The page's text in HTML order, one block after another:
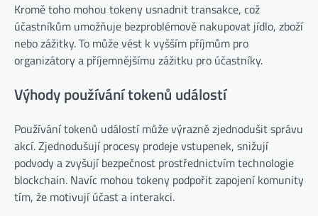
Kromě toho mohou tokeny usnadnit transakce, což
účastníkům umožňuje bezproblémově nakupovat jídlo, zboží
nebo zážitky. To může vést k vyšším příjmům pro
organizátory a příjemnějšímu zážitku pro účastníky.
Výhody používání tokenů událostí
Používání tokenů událostí může výrazně zjednodušit správu
akcí. Zjednodušují procesy prodeje vstupenek, snižují
podvody a zvyšují bezpečnost prostřednictvím technologie
blockchain. Navíc mohou tokeny podpořit zapojení komunity
tím, že motivují účast a interakci.